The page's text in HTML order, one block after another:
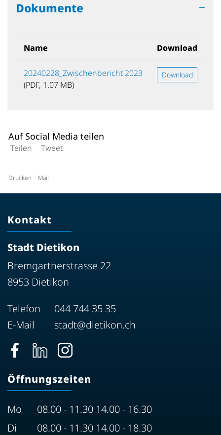
Dokumente
Name Download
20240228_Zwischenbericht 2023
(PDF, 1.07 MB)
Download
Auf Social Media teilen
Teilen Tweet
Drucken Mail
Kontakt
Stadt Dietikon
Bremgartnerstrasse 22
8953 Dietikon
Telefon
044 744 35 35
E-Mail
stadt@dietikon.ch
Öffnungszeiten
Mo
08.00 - 11.30 14.00 - 16.30
Di
08.00 - 11.30 14.00 - 18.30